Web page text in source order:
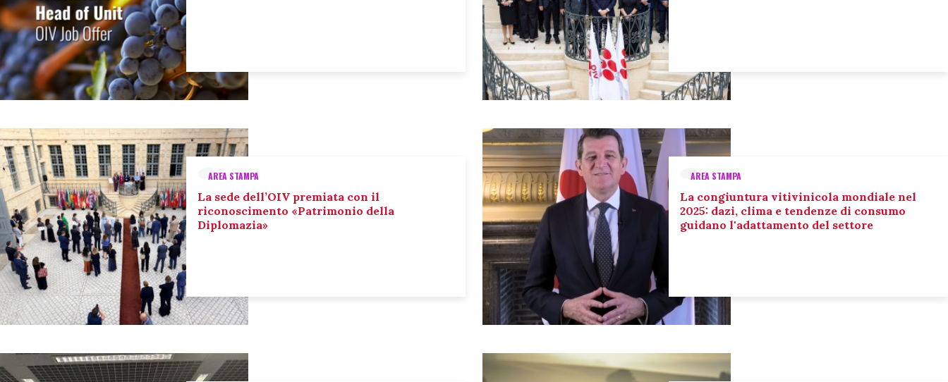
AREA STAMPA
La sede dell’OIV premiata con il
riconoscimento «Patrimonio della
Diplomazia»
AREA STAMPA
La congiuntura vitivinicola mondiale nel
2025: dazi, clima e tendenze di consumo
guidano l'adattamento del settore